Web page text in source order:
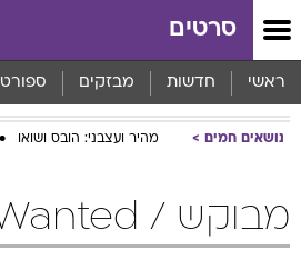
סרטים
ראשי חדשות מבזקים ספורט
נושאים חמים מהיר ועצבני: הובס ושואו
מבוקש / Wanted